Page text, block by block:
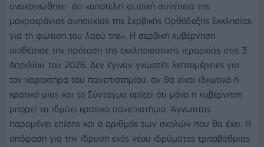
ανακοινώθηκε- ότι «αποτελεί φυσική συνέπεια της
μακροχρόνιας ανησυχίας της Σερβικής Ορθόδοξης Εκκλησίας
για τη φώτιση του λαού της». Η σερβική κυβέρνηση
υιοθέτησε την πρόταση της εκκλησιαστικής ιεραρχίας στις 3
Απριλίου του 2026. Δεν έγιναν γνωστές λεπτομέρειες για
τον χαρακτήρα του πανεπιστημίου, αν θα είναι ιδιωτικό ή
κρατικό μιας και το Σύνταγμα ορίζει ότι μόνο η κυβέρνηση
μπορεί να ιδρύει κρατικά πανεπιστήμια. Άγνωστος
παραμένει επίσης και ο αριθμός των σχολών που θα έχει. Η
απόφαση για την ίδρυση ενός νέου ιδρύματος τριτοβάθμιας